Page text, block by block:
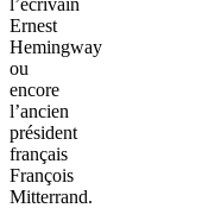
Ernest
Hemingway
ou
encore
l’ancien
président
français
François
Mitterrand.